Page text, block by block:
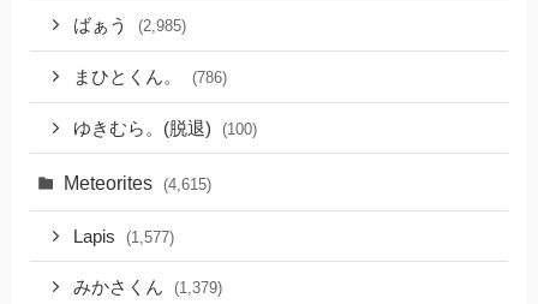
ばぁう (2,985)
まひとくん。 (786)
ゆきむら。(脱退) (100)
Meteorites (4,615)
Lapis (1,577)
みかさくん (1,379)